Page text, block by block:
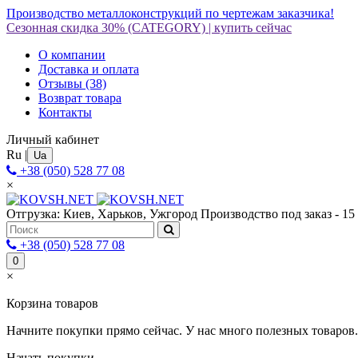
Производство металлоконструкций по чертежам заказчика!
Сезонная скидка 30% (CATEGORY) | купить сейчас
О компании
Доставка и оплата
Отзывы (38)
Возврат товара
Контакты
Личный кабинет
Ru | Ua
+38 (050) 528 77 08
×
Отгрузка: Киев, Харьков, Ужгород Производство под заказ -
+38 (050) 528 77 08
0
×
Корзина товаров
Начните покупки прямо сейчас. У нас много полезных товаров.